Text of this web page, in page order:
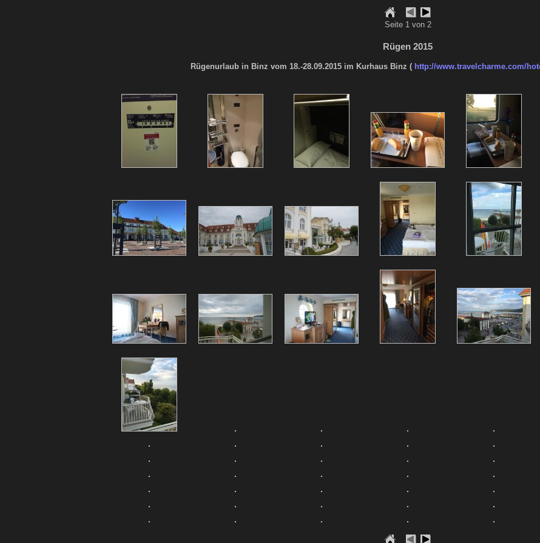
Seite 1 von 2
Rügen 2015
Rügenurlaub in Binz vom 18.-28.09.2015 im Kurhaus Binz ( http://www.travelcharme.com/